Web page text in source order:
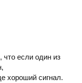
если один из
хороший сигнал.